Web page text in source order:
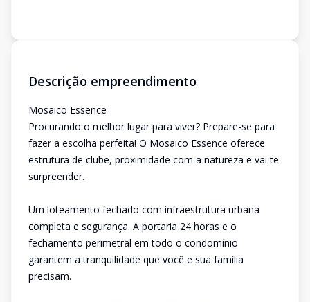
Descrição empreendimento
Mosaico Essence
Procurando o melhor lugar para viver? Prepare-se para
fazer a escolha perfeita! O Mosaico Essence oferece
estrutura de clube, proximidade com a natureza e vai te
surpreender.
Um loteamento fechado com infraestrutura urbana
completa e segurança. A portaria 24 horas e o
fechamento perimetral em todo o condomínio
garantem a tranquilidade que você e sua família
precisam.